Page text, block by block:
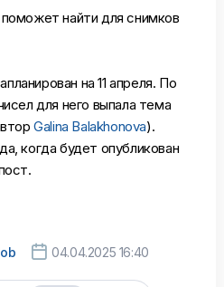
найти для снимков
на 11 апреля. По
для него выпала тема
Galina Balakhonova).
когда будет опубликован
 04.04.2025 16:40